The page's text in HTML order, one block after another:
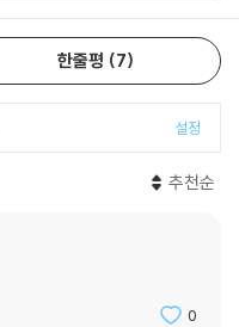
한줄평 7
설정
추천순
0